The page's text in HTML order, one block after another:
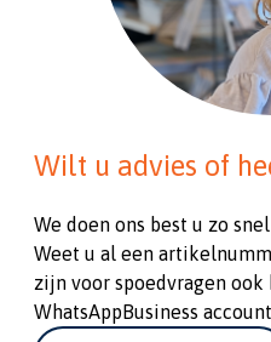
Wilt u advies of
We doen ons best u zo
Weet u al een
zijn voor spoedvragen ook
WhatsAppBusiness account.